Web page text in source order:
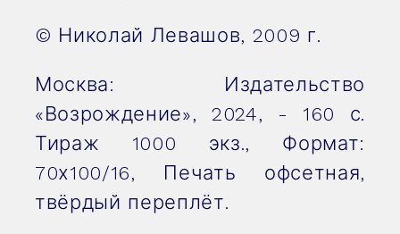
© Николай Левашов, 2009 г.
Москва: Издательство
«Возрождение», 2024, - 160 с.
Тираж 1000 экз., Формат:
70х100/16, Печать офсетная,
твёрдый переплёт.